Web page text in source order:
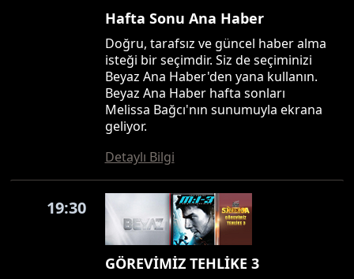
Hafta Sonu Ana Haber
Doğru, tarafsız ve güncel haber alma
isteği bir seçimdir. Siz de seçiminizi
Beyaz Ana Haber'den yana kullanın.
Beyaz Ana Haber hafta sonları
Melissa Bağcı'nın sunumuyla ekrana
geliyor.
Detaylı Bilgi
19:30
GÖREVİMİZ TEHLİKE 3